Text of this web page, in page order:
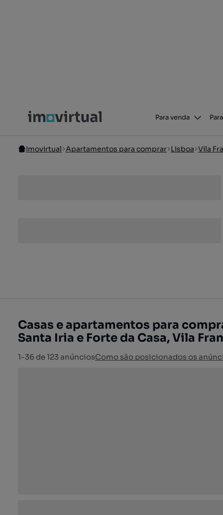
Para venda
Imovirtual Apartamentos para comprar Lisboa Vila
Casas e apartamentos para
Santa Iria e Forte da Casa, Vila
1-36 de 123 anúnciosComo são posicionados os